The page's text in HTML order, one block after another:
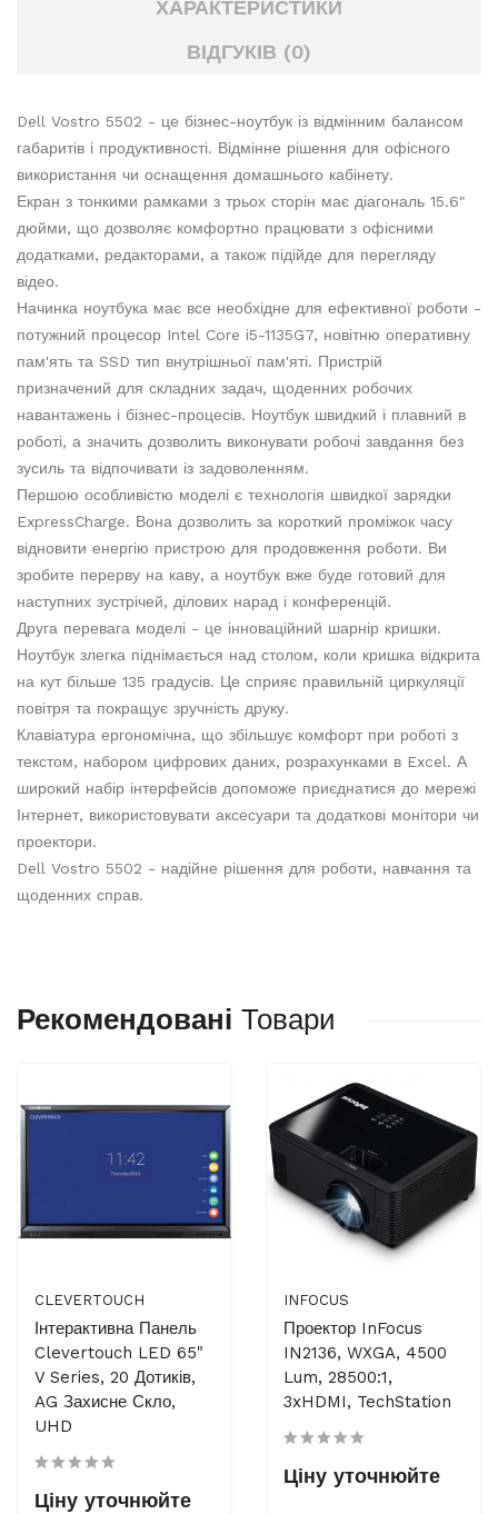
ХАРАКТЕРИСТИКИ
ВІДГУКІВ (0)
Dell Vostro 5502 - це бізнес-ноутбук із відмінним балансом
габаритів і продуктивності. Відмінне рішення для офісного
використання чи оснащення домашнього кабінету.
Екран з тонкими рамками з трьох сторін має діагональ 15.6"
дюйми, що дозволяє комфортно працювати з офісними
додатками, редакторами, а також підійде для перегляду
відео.
Начинка ноутбука має все необхідне для ефективної роботи -
потужний процесор Intel Core i5-1135G7, новітню оперативну
пам'ять та SSD тип внутрішньої пам'яті. Пристрій
призначений для складних задач, щоденних робочих
навантажень і бізнес-процесів. Ноутбук швидкий і плавний в
роботі, а значить дозволить виконувати робочі завдання без
зусиль та відпочивати із задоволенням.
Першою особливістю моделі є технологія швидкої зарядки
ExpressCharge. Вона дозволить за короткий проміжок часу
відновити енергію пристрою для продовження роботи. Ви
зробите перерву на каву, а ноутбук вже буде готовий для
наступних зустрічей, ділових нарад і конференцій.
Друга перевага моделі - це інноваційний шарнір кришки.
Ноутбук злегка піднімається над столом, коли кришка відкрита
на кут більше 135 градусів. Це сприяє правильній циркуляції
повітря та покращує зручність друку.
Клавіатура ергономічна, що збільшує комфорт при роботі з
текстом, набором цифрових даних, розрахунками в Excel. А
широкий набір інтерфейсів допоможе приєднатися до мережі
Інтернет, використовувати аксесуари та додаткові монітори чи
проектори.
Dell Vostro 5502 - надійне рішення для роботи, навчання та
щоденних справ.
Рекомендовані Товари
CLEVERTOUCH
Інтерактивна Панель
Clevertouch LED 65"
V Series, 20 Дотиків,
AG Захисне Скло,
UHD
Ціну уточнюйте
INFOCUS
Проектор InFocus
IN2136, WXGA, 4500
Lum, 28500:1,
3xHDMI, TechStation
Ціну уточнюйте